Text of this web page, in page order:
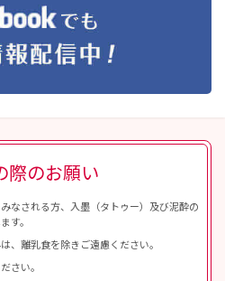
際のお願い
なされる方、入墨（タトゥー）及び泥酔の
す。
、離乳食を除きご遠慮ください。
さい。